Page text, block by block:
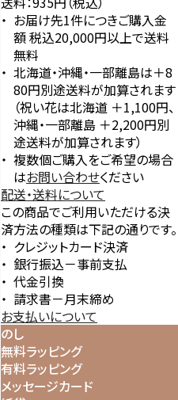
お届け先1件につきご購入金
額 税込20,000円以上で送料
無料
北海道・沖縄・一部離島は＋8
80円別途送料が加算されます
（祝い花は北海道 ＋1,100円、
沖縄・一部離島 ＋2,200円別
途送料が加算されます）
複数個ご購入をご希望の場合
はお問い合わせください
配送・送料について
この商品でご利用いただける決
済方法の種類は下記の通りです。
クレジットカード決済
銀行振込－事前支払
代金引換
請求書－月末締め
お支払いについて
のし
無料ラッピング
有料ラッピング
メッセージカード